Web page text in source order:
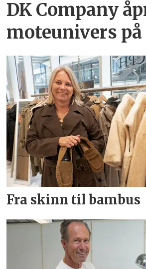
DK Company
moteunivers på
Fra skinn til bambus